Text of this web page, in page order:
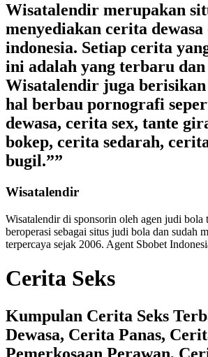
Wisatalendir merupakan
menyediakan cerita dewasa
indonesia. Setiap cerita
ini adalah yang terbaru
Wisatalendir juga
hal berbau pornografi
dewasa, cerita sex, tante
bokep, cerita sedarah,
bugil.””
Wisatalendir
Wisatalendir di sponsorin oleh agen judi bola
beroperasi sebagai situs judi bola dan sudah
terpercaya sejak 2006. Agent Sbobet
Cerita Seks
Kumpulan Cerita Seks
Dewasa, Cerita Panas,
Pemerkosaan Perawan,